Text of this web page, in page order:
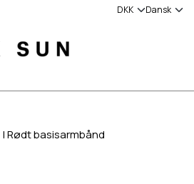
Rødt basisarmbånd